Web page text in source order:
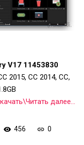
V17 11453830
2015, CC 2014, CC,
далее...
456
0